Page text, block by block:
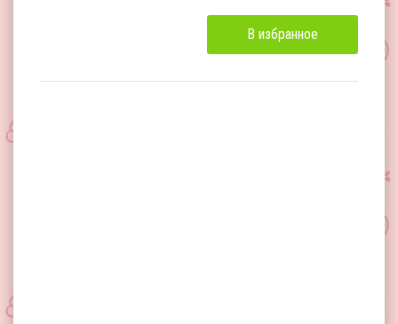
В избранное